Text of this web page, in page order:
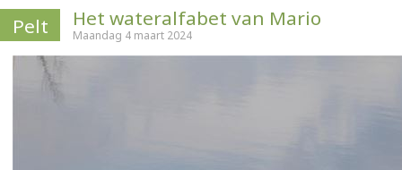
Pelt Het wateralfabet van Mario
Maandag 4 maart 2024